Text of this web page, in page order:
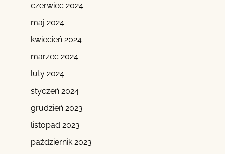
czerwiec 2024
maj 2024
kwiecień 2024
marzec 2024
luty 2024
styczeń 2024
grudzień 2023
listopad 2023
październik 2023